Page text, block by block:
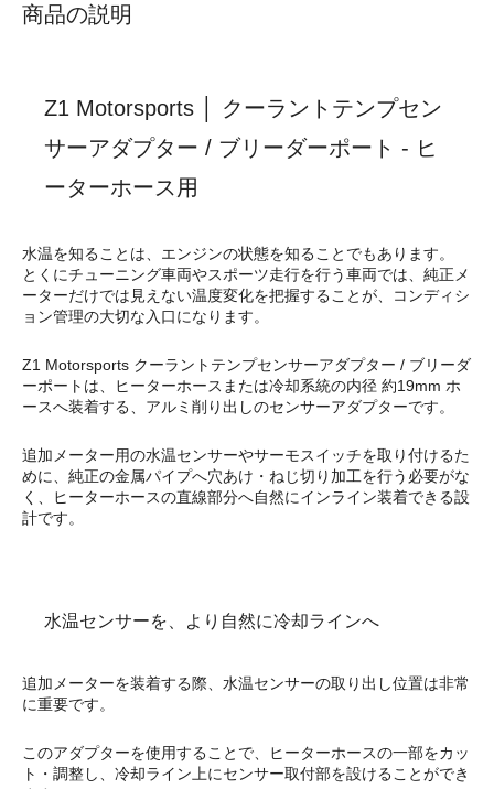
商品の説明
Z1 Motorsports │ クーラントテンプセン
サーアダプター / ブリーダーポート - ヒ
ーターホース用
水温を知ることは、エンジンの状態を知ることでもあります。
とくにチューニング車両やスポーツ走行を行う車両では、純正メ
ーターだけでは見えない温度変化を把握することが、コンディシ
ョン管理の大切な入口になります。
Z1 Motorsports クーラントテンプセンサーアダプター / ブリーダ
ーポートは、ヒーターホースまたは冷却系統の内径 約19mm ホ
ースへ装着する、アルミ削り出しのセンサーアダプターです。
追加メーター用の水温センサーやサーモスイッチを取り付けるた
めに、純正の金属パイプへ穴あけ・ねじ切り加工を行う必要がな
く、ヒーターホースの直線部分へ自然にインライン装着できる設
計です。
水温センサーを、より自然に冷却ラインへ
追加メーターを装着する際、水温センサーの取り出し位置は非常
に重要です。
このアダプターを使用することで、ヒーターホースの一部をカッ
ト・調整し、冷却ライン上にセンサー取付部を設けることができ